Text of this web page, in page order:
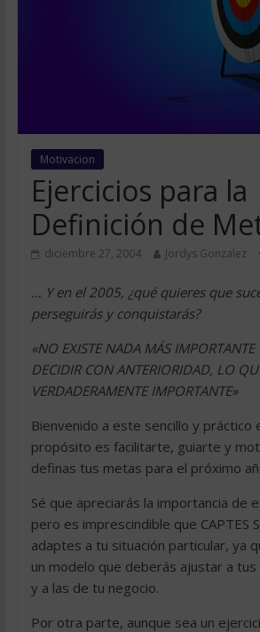
Motivacion
Ejercicios para la
Definición de
diciembre 27, 2004 Jordys Gonzalez
… Y en el 2005, ¿qué quieres que
perseguirás y conquistarás?
«NO EXISTE NADA MÁS
DECIDIR CON ANTERIORIDAD, LO
VERDADERAMENTE IMPORTANTE»
Bienvenido a este sencillo y práctico
propósito es facilitarte, guiarte y
definas tus metas para el próximo
Sé que apreciarás la importancia de
pero es imprescindible que CAPTES
adaptes a tu situación particular, ya
un modelo que deberás ajustar a
y a las de tu negocio.
Por otra parte, aunque sea un